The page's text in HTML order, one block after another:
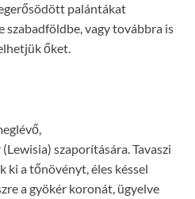
palántákat
vagy továbbra is
őket.
szaporítására. Tavaszi
ki a tőnövényt, éles késsel
a gyökér koronát, ügyelve